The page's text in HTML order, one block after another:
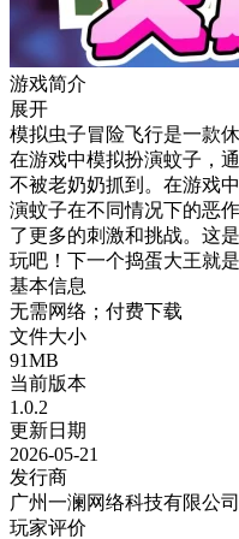
游戏简介
展开
模拟虫子冒险飞行是一款
在游戏中模拟扮演蚊子，
不被老奶奶抓到。在游戏
演蚊子在不同情况下的恶
了更多的刺激和挑战。这
玩吧！下一个捣蛋大王就是
基本信息
无需网络；付费下载
文件大小
91MB
当前版本
1.0.2
更新日期
2026-05-21
发行商
广州一澜网络科技有限公司
玩家评价